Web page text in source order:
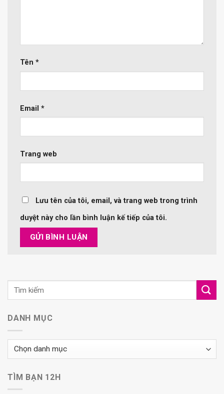
Tên *
Email *
Trang web
Lưu tên của tôi, email, và trang web trong trình
duyệt này cho lần bình luận kế tiếp của tôi.
DANH MỤC
Danh
TÌM BẠN 12H